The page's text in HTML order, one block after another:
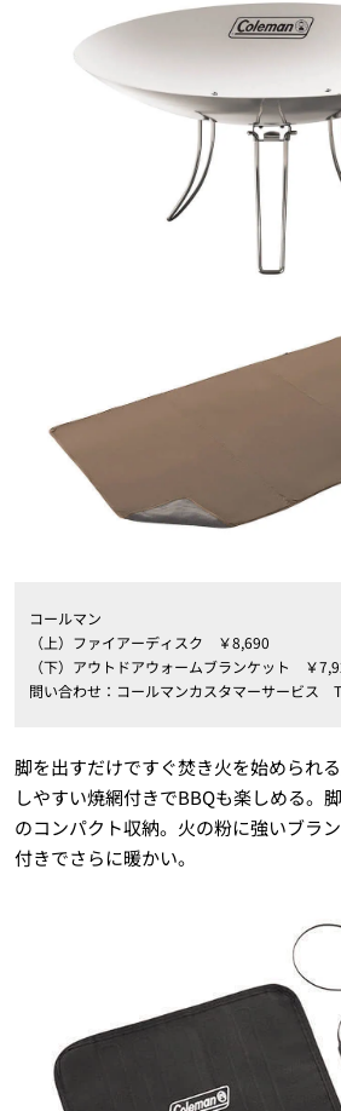
コールマン
（上）ファイアーディスク ￥8,690
（下）アウトドアウォームブランケット ￥
問い合わせ：コールマンカスタマーサービス
脚を出すだけですぐ焚き火を始められ
しやすい焼網付きでBBQも楽しめる。
のコンパクト収納。火の粉に強いブラ
付きでさらに暖かい。